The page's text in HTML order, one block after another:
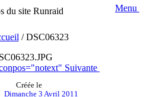
du site Runraid Menu
/DSC06323
Suivante
Créée le
Dimanche 3 Avril 2011